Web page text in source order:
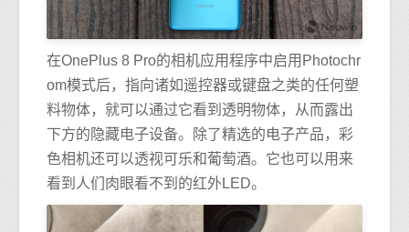
在OnePlus 8 Pro的相机应用程序中启用Photochr
om模式后，指向诸如遥控器或键盘之类的任何塑
料物体，就可以通过它看到透明物体，从而露出
下方的隐藏电子设备。除了精选的电子产品，彩
色相机还可以透视可乐和葡萄酒。它也可以用来
看到人们肉眼看不到的红外LED。